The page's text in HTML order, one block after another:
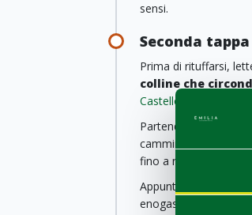
sensi.
Seconda
Prima di rituffarsi,
colline che
Castello di Scipione
Partendo dal centro
camminata che vi
fino a raggiungere
Appunti gourmet: il
enogastronomici